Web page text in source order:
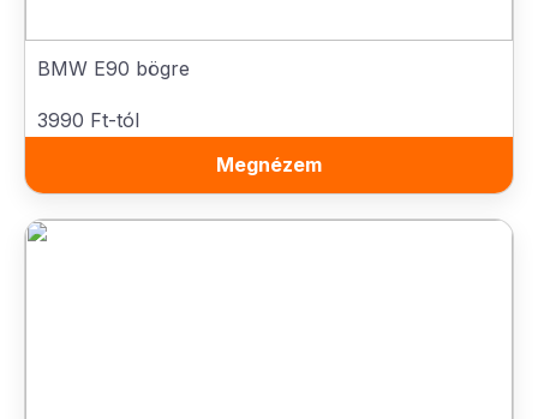
BMW E90 bögre
3990 Ft-tól
Megnézem